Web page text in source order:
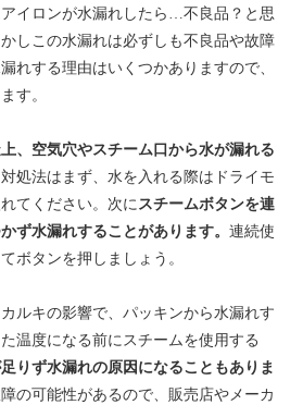
イロンが水漏れしたら…不良品？と思
しこの水漏れは必ずしも不良品や故障
れする理由はいくつかありますので、
す。
、空気穴やスチーム口から水が漏れる
対処法はまず、水を入れる際はドライモ
てください。次にスチームボタンを連
ず水漏れすることがあります。 連続使
ボタンを押しましょう。
ルキの影響で、パッキンから水漏れす
温度になる前にスチームを使用する
りず水漏れの原因になることもありま
の可能性があるので、販売店やメーカ